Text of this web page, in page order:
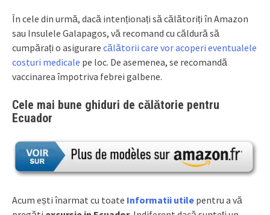
În cele din urmă, dacă intenționați să călătoriți în Amazon
sau Insulele Galapagos, vă recomand cu căldură să
cumpărați o asigurare călătorii care vor acoperi eventualele
costuri medicale pe loc. De asemenea, se recomandă
vaccinarea împotriva febrei galbene.
Cele mai bune ghiduri de călătorie pentru
Ecuador
Acum ești înarmat cu toate Informatii utile pentru a vă